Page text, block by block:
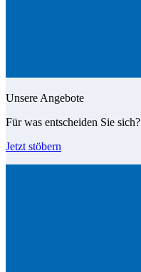
Unsere Angebote
Für was entscheiden Sie sich?
Jetzt stöbern